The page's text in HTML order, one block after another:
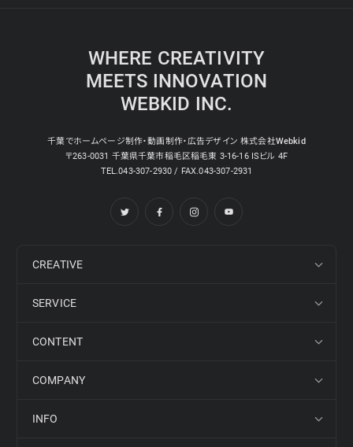
WHERE CREATIVITY
MEETS INNOVATION
WEBKID INC.
千葉でホームページ制作・動画制作・広告デザイン 株式会社Webkid
〒263-0031 千葉県千葉市稲毛区稲毛東 3-16-16 ISビル 4F
TEL.043-307-2930 / FAX.043-307-2931
CREATIVE
SERVICE
CONTENT
COMPANY
INFO